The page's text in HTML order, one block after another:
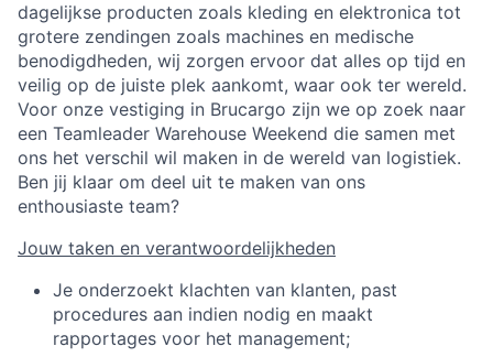
dagelijkse producten zoals kleding en elektronica tot
grotere zendingen zoals machines en medische
benodigdheden, wij zorgen ervoor dat alles op tijd en
veilig op de juiste plek aankomt, waar ook ter wereld.
Voor onze vestiging in Brucargo zijn we op zoek naar
een Teamleader Warehouse Weekend die samen met
ons het verschil wil maken in de wereld van logistiek.
Ben jij klaar om deel uit te maken van ons
enthousiaste team?
Jouw taken en verantwoordelijkheden
Je onderzoekt klachten van klanten, past
procedures aan indien nodig en maakt
rapportages voor het management;